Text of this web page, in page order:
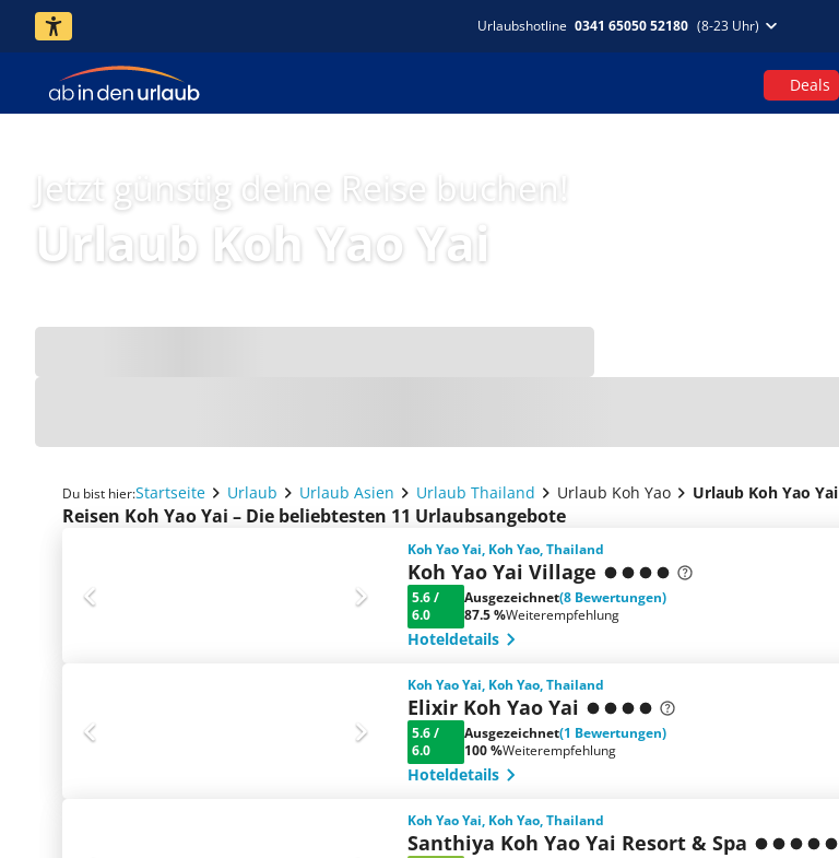
Urlaubshotline 0341 65050 52180 (8-23 Uhr)
Deals
Jetzt günstig deine Reise buchen!
Urlaub Koh Yao Yai
Du bist hier:Startseite Urlaub Urlaub Asien Urlaub Thailand Urlaub Koh Yao Urlaub Koh Yao Yai
Reisen Koh Yao Yai – Die beliebtesten 11 Urlaubsangebote
Koh Yao Yai, Koh Yao, Thailand
Koh Yao Yai Village
5.6/
6.0
Ausgezeichnet(8 Bewertungen)
87.5 %Weiterempfehlung
Hoteldetails
Koh Yao Yai, Koh Yao, Thailand
Elixir Koh Yao Yai
5.6/
6.0
Ausgezeichnet(1 Bewertungen)
100 %Weiterempfehlung
Hoteldetails
Koh Yao Yai, Koh Yao, Thailand
Santhiya Koh Yao Yai Resort & Spa